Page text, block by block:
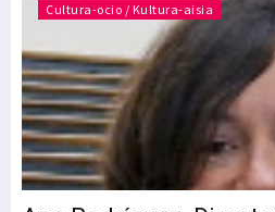
Cultura-ocio / Kultura-aisia